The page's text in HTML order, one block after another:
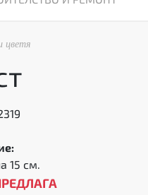
цветя
15 см.